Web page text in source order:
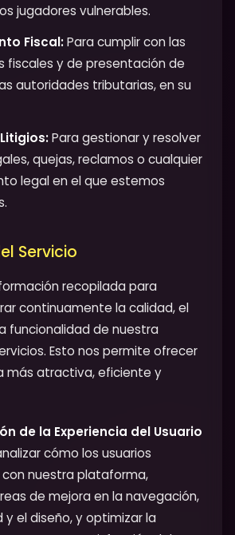
jugadores vulnerables.
Fiscal:Para cumplir con las
fiscales y de presentación de
autoridades tributarias, en su
Para gestionar y resolver
quejas, reclamos o cualquier
legal en el que estemos
Servicio
recopilada para
continuamente la calidad, el
funcionalidad de nuestra
Esto nos permite ofrecer
más atractiva, eficiente y
de la Experiencia del Usuario
cómo los usuarios
nuestra plataforma,
de mejora en la navegación,
y el diseño, y optimizar la